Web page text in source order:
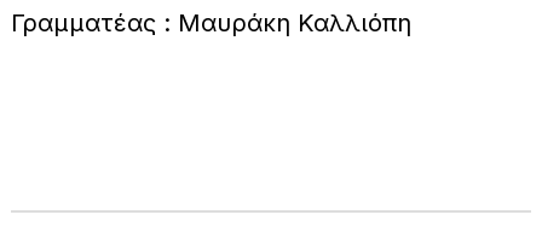
Γραμματέας : Μαυράκη Καλλιόπη